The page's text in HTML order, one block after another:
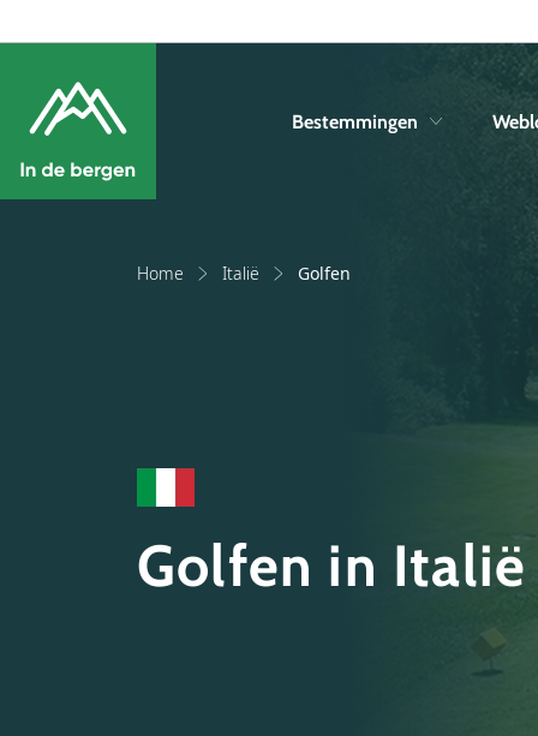
Bestemmingen
Home Italië Golfen
Golfen in Italië